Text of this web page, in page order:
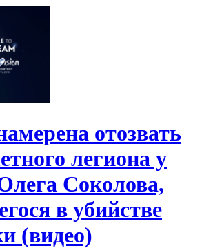
отозвать
легиона у
Соколова,
в убийстве
(видео)